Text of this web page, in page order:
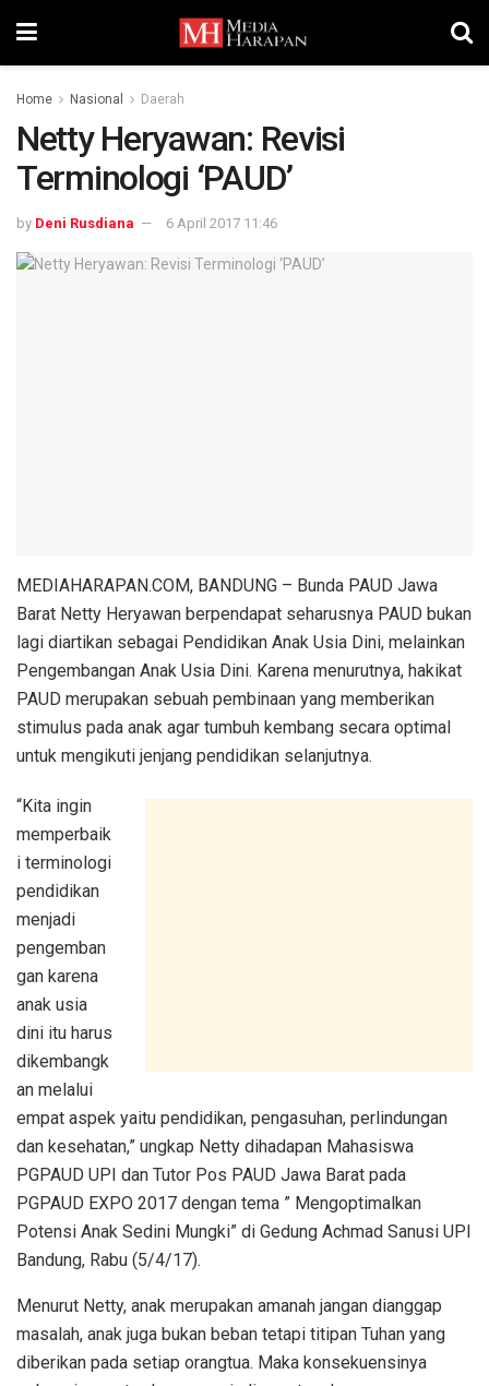
Home Nasional Daerah
Netty Heryawan: Revisi
Terminologi ‘PAUD’
by Deni Rusdiana 6 April 2017 11:46
MEDIAHARAPAN.COM, BANDUNG – Bunda PAUD Jawa
Barat Netty Heryawan berpendapat seharusnya PAUD bukan
lagi diartikan sebagai Pendidikan Anak Usia Dini, melainkan
Pengembangan Anak Usia Dini. Karena menurutnya, hakikat
PAUD merupakan sebuah pembinaan yang memberikan
stimulus pada anak agar tumbuh kembang secara optimal
untuk mengikuti jenjang pendidikan selanjutnya.
“Kita ingin
memperbaik
i terminologi
pendidikan
menjadi
pengemban
gan karena
anak usia
dini itu harus
dikembangk
an melalui
empat aspek yaitu pendidikan, pengasuhan, perlindungan
dan kesehatan,” ungkap Netty dihadapan Mahasiswa
PGPAUD UPI dan Tutor Pos PAUD Jawa Barat pada
PGPAUD EXPO 2017 dengan tema ” Mengoptimalkan
Potensi Anak Sedini Mungki” di Gedung Achmad Sanusi UPI
Bandung, Rabu (5/4/17).
Menurut Netty, anak merupakan amanah jangan dianggap
masalah, anak juga bukan beban tetapi titipan Tuhan yang
diberikan pada setiap orangtua. Maka konsekuensinya